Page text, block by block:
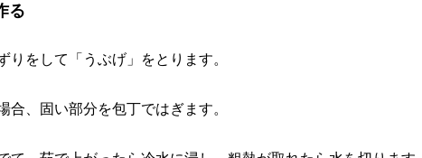
る
りをして「うぶげ」をとります。
合、固い部分を包丁ではぎます。